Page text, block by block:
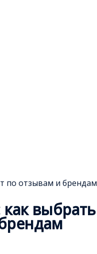
по отзывам и брендам
выбрать